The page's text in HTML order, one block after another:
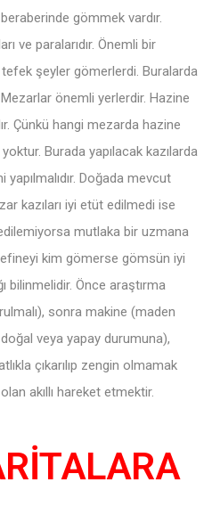
gömmek vardır.
ve paralarıdır. Önemli bir
şeyler gömerlerdi. Buralarda
önemli yerlerdir. Hazine
Çünkü hangi mezarda hazine
Burada yapılacak kazılarda
yapılmalıdır. Doğada mevcut
kazıları iyi etüt edilmedi ise
mutlaka bir uzmana
kim gömerse gömsün iyi
bilinmelidir. Önce araştırma
sonra makine (maden
veya yapay durumuna),
çıkarılıp zengin olmamak
akıllı hareket etmektir.